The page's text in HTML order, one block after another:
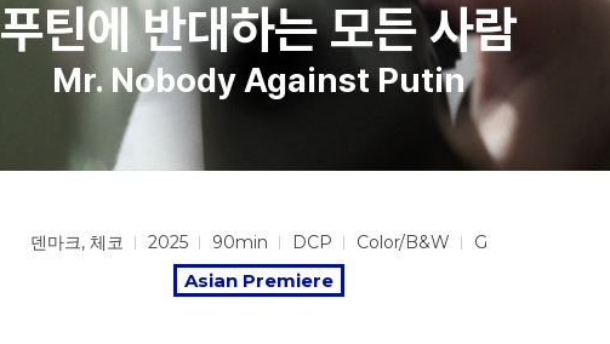
푸틴에 반대하는 모든 사람
Mr. Nobody Against Putin
덴마크, 체코 2025 90min DCP Color/B&W G
Asian Premiere